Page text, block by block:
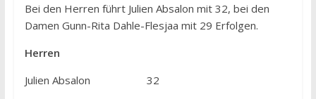
Bei den Herren führt Julien Absalon mit 32, bei den
Damen Gunn-Rita Dahle-Flesjaa mit 29 Erfolgen.
Herren
Julien Absalon 32